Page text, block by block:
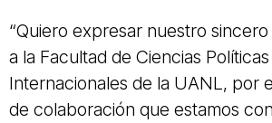
“Quiero expresar nuestro
a la Facultad de Ciencias
Internacionales de la UANL, por
de colaboración que estamos